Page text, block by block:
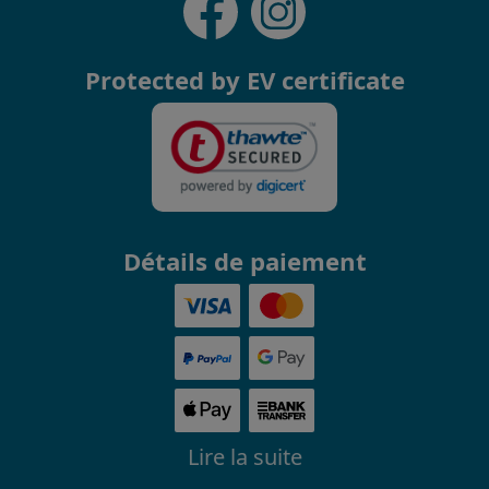
Protected by EV certificate
Détails de paiement
Lire la suite